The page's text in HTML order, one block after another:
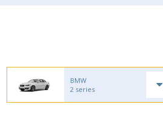
BMW
2 series